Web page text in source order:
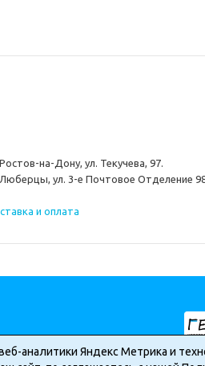
на-Дону, ул. Текучева, 97.
ул. 3-е Почтовое Отделение
и оплата
аналитики Яндекс Метрика и